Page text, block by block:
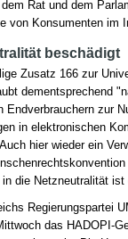
dem Rat und dem
von Konsumenten im
beschädigt
Zusatz 166 zur
dementsprechend
Endverbrauchern zur
in elektronischen
hier wieder ein
die Netzneutralität ist
Regierungspartei
das HADOPI-